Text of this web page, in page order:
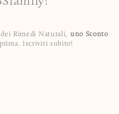
Rimedi Naturali, uno Sconto
Iscriviti subito!